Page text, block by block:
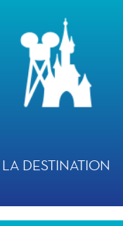
LA DESTINATION
LA DESTINATION
· 1ère destination touristique en Europe*
<h · Plus de 2230 hectares
· 2 parcs à thèmes, 50 attractions
· 7 Hôtels Disney
· 2 centres de convention
· Disney Village